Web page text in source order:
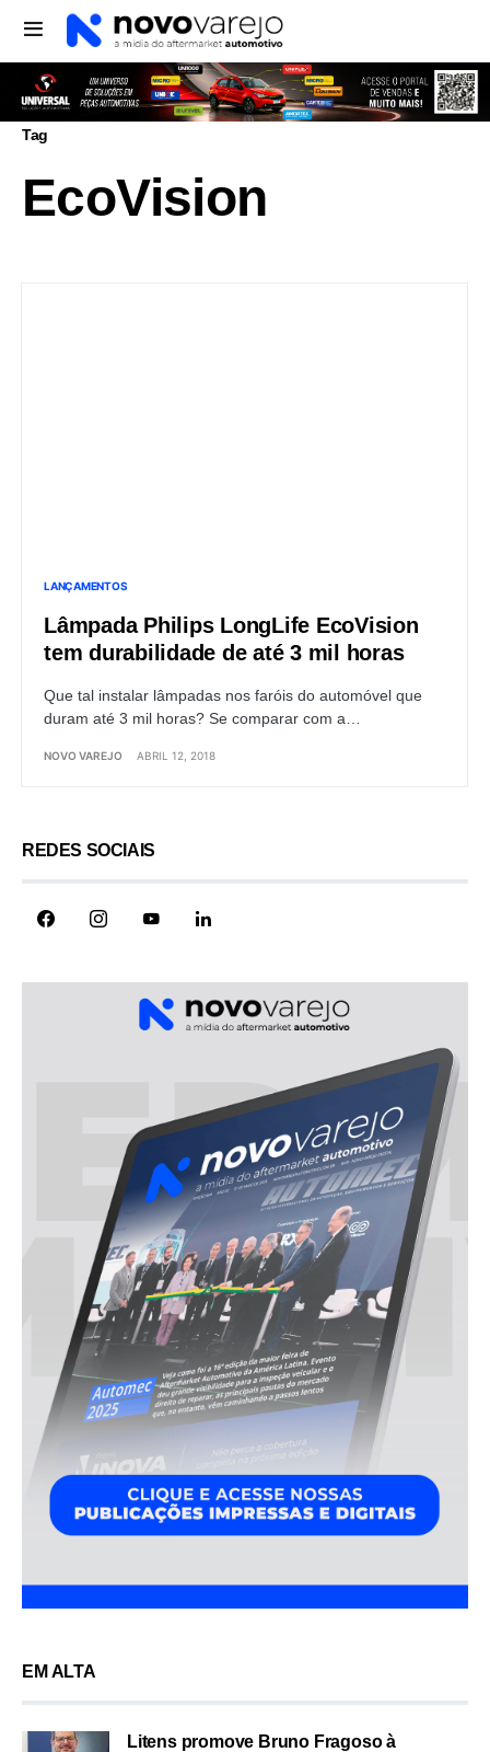
Tag
EcoVision
LANÇAMENTOS
Lâmpada Philips LongLife EcoVision
tem durabilidade de até 3 mil horas
Que tal instalar lâmpadas nos faróis do automóvel que
duram até 3 mil horas? Se comparar com a…
NOVO VAREJO ABRIL 12, 2018
REDES SOCIAIS
EM ALTA
Litens promove Bruno Fragoso à